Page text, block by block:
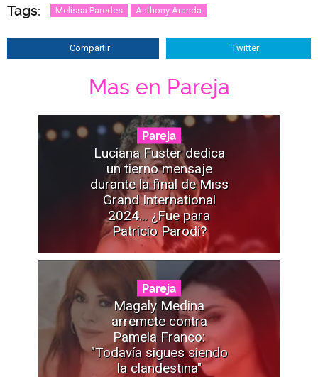
Tags: Melissa Paredes Anthony Aranda
Compartir Twitter
Mas en Pareja
Pareja
Luciana Fuster dedica
un tierno mensaje
durante la final de Miss
Grand International
2024... ¿Fue para
Patricio Parodi?
Pareja
Magaly Medina
arremete contra
Pamela Franco:
"Todavía sigues siendo
la clandestina"